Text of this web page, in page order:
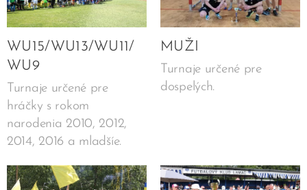
WU15/WU13/WU11/
WU9
Turnaje určené pre
hráčky s rokom
narodenia 2010, 2012,
2014, 2016 a mladšíe.
MUŽI
Turnaje určené pre
dospelých.